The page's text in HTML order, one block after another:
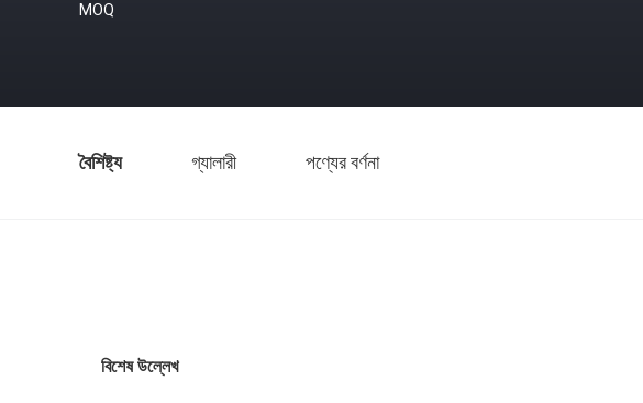
MOQ
বৈশিষ্ট্য গ্যালারী পণ্যের বর্ণনা
বিশেষ উল্লেখ